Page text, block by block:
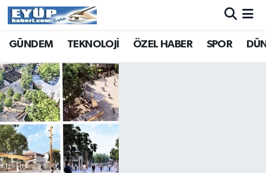
GÜNDEM TEKNOLOJİ ÖZEL HABER SPOR